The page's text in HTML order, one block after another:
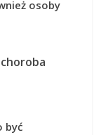
osoby
być